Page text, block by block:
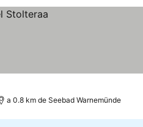
a 0.8 km de Seebad Warnemünde